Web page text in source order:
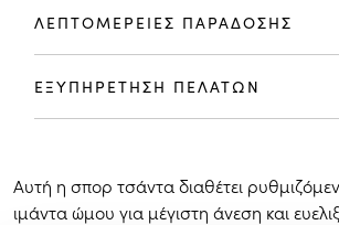
ΛΕΠΤΟΜΕΡΕΙΕΣ ΠΑΡΑΔΟΣΗΣ
ΕΞΥΠΗΡΕΤΗΣΗ ΠΕΛΑΤΩΝ
Αυτή η σπορ τσάντα διαθέτει
ιμάντα ώμου για μέγιστη άνεση και